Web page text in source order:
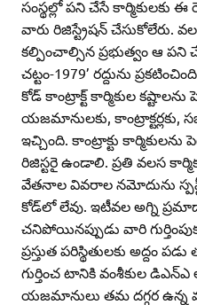
సంస్థల్లో పని చేసే కార్మికులకు
వారు రిజిస్ట్రేషన్‌ చేసుకోలేరు.
కల్పించాల్సిన ప్రభుత్వం ఆ పని
చట్టం-1979’ రద్దును
కోడ్‌ కాంట్రాక్ట్‌ కార్మికుల కష్టాలను
యజమానులకు, కాంట్రాక్టర్లకు,
ఇచ్చింది. కాంట్రాక్టు
రిజిస్టరై ఉండాలి. ప్రతి వలస
వేతనాల వివరాల నమోదును
కోడ్‌లో లేవు. ఇటీవల అగ్ని
చనిపోయినప్పుడు వారి
ప్రస్తుత పరిస్థితులకు అద్దం
గుర్తించ టానికి వంశీకుల డిఎన్‌ఎ
యజమానులు తమ దగ్గర ఉన్న